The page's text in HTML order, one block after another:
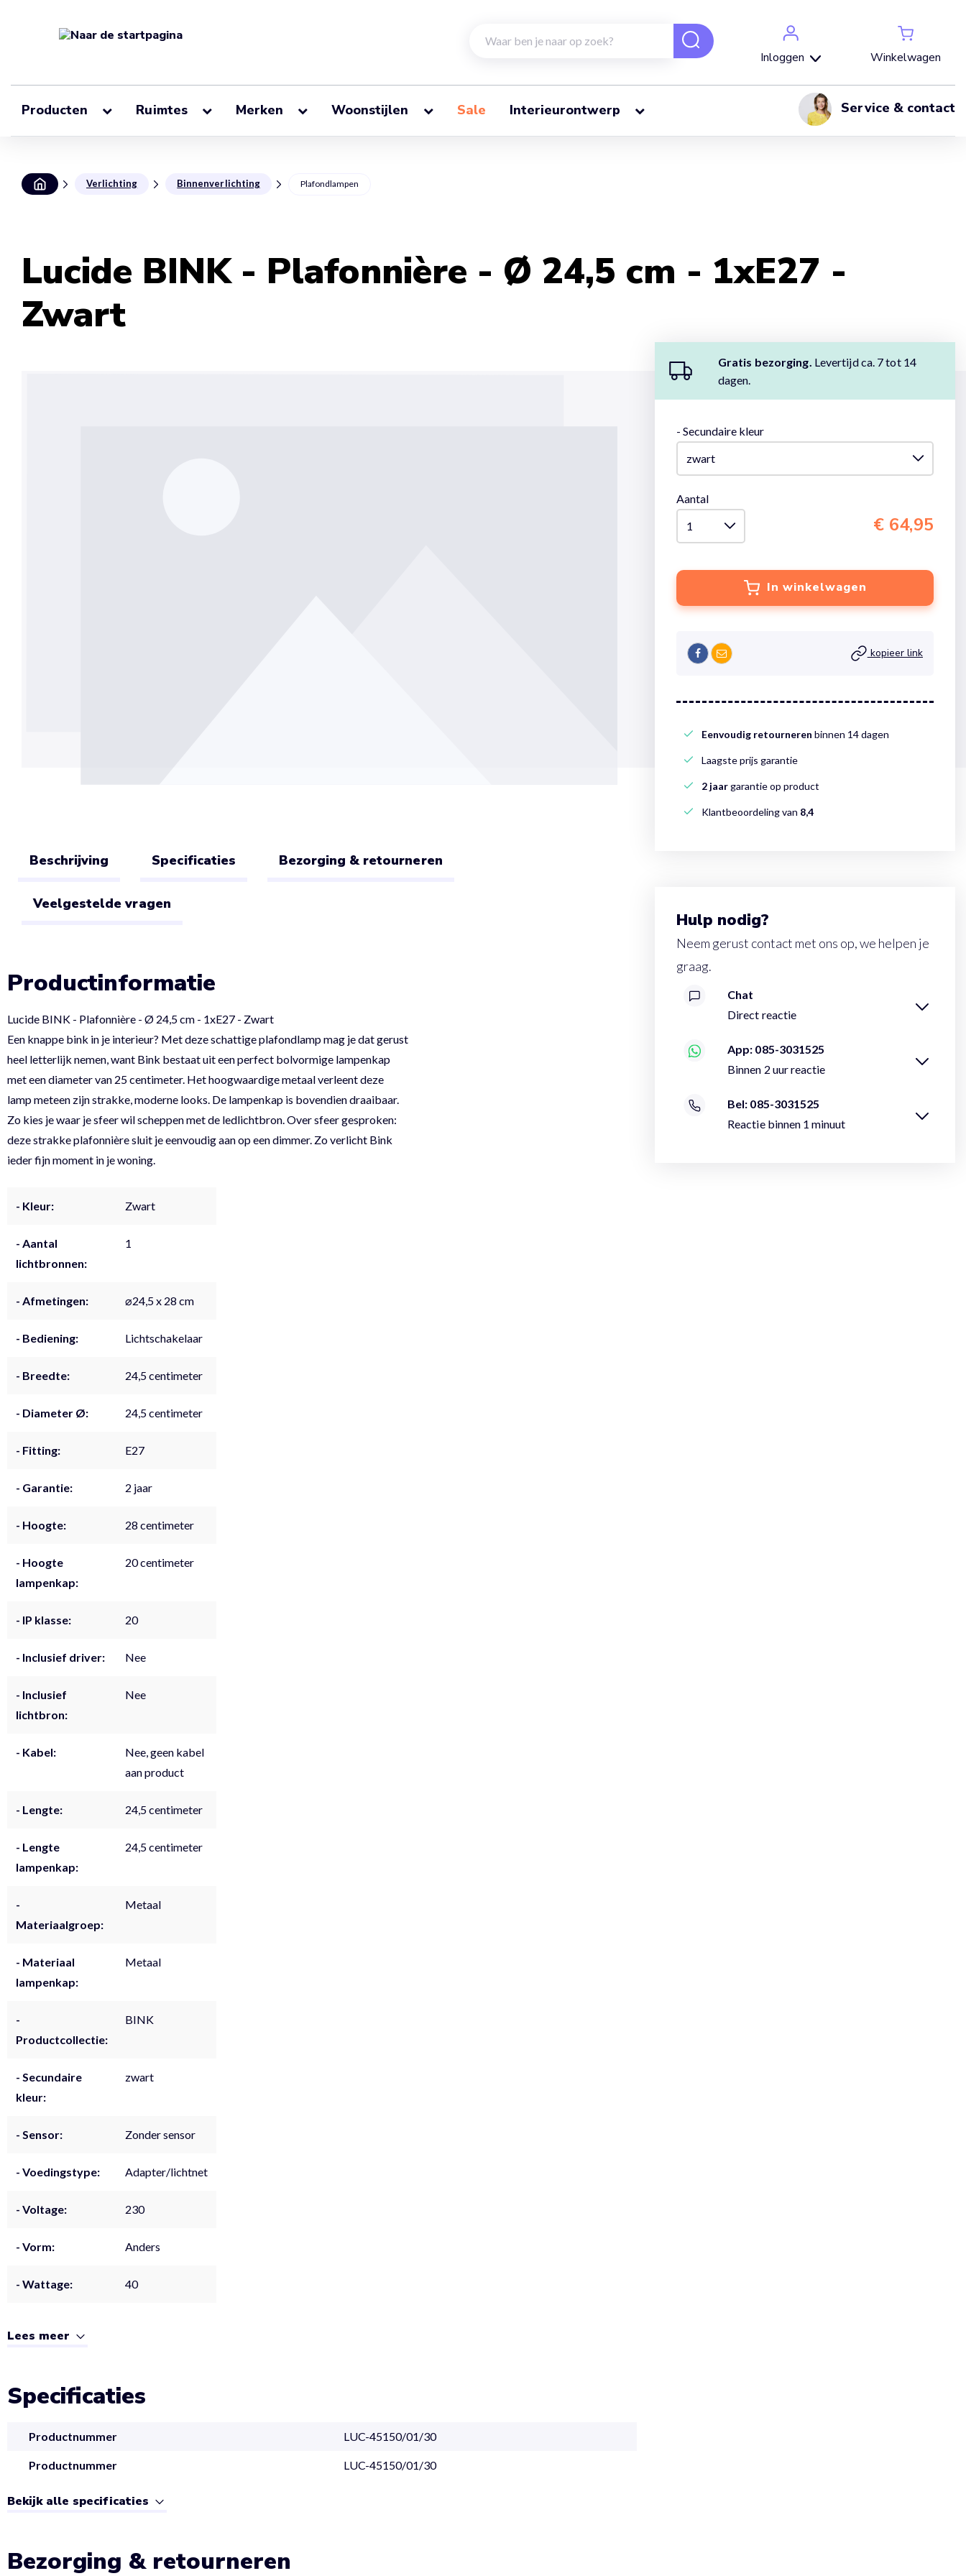
Inloggen Winkelwagen
Producten Ruimtes Merken Woonstijlen Sale Interieurontwerp Service & contact
Verlichting Binnenverlichting Plafondlampen
Lucide BINK - Plafonnière - Ø 24,5 cm - 1xE27 -
Zwart
Beschrijving Specificaties Bezorging & retourneren
Veelgestelde vragen
Productinformatie
Lucide BINK - Plafonnière - Ø 24,5 cm - 1xE27 - Zwart
Een knappe bink in je interieur? Met deze schattige plafondlamp mag je dat gerust
heel letterlijk nemen, want Bink bestaat uit een perfect bolvormige lampenkap
met een diameter van 25 centimeter. Het hoogwaardige metaal verleent deze
lamp meteen zijn strakke, moderne looks. De lampenkap is bovendien draaibaar.
Zo kies je waar je sfeer wil scheppen met de ledlichtbron. Over sfeer gesproken:
deze strakke plafonnière sluit je eenvoudig aan op een dimmer. Zo verlicht Bink
ieder fijn moment in je woning.
- Kleur: Zwart
- Aantal
lichtbronnen:
1
- Afmetingen: ⌀24,5 x 28 cm
- Bediening: Lichtschakelaar
- Breedte: 24,5 centimeter
- Diameter Ø: 24,5 centimeter
- Fitting: E27
- Garantie: 2 jaar
- Hoogte: 28 centimeter
- Hoogte
lampenkap:
20 centimeter
- IP klasse: 20
- Inclusief driver: Nee
- Inclusief
lichtbron:
Nee
- Kabel:
Nee, geen kabel
aan product
- Lengte: 24,5 centimeter
- Lengte
lampenkap:
24,5 centimeter
-
Materiaalgroep:
Metaal
- Materiaal
lampenkap:
Metaal
-
Productcollectie:
BINK
- Secundaire
kleur:
zwart
- Sensor: Zonder sensor
- Voedingstype: Adapter/lichtnet
- Voltage: 230
- Vorm: Anders
- Wattage: 40
Lees meer
Specificaties
Productnummer LUC-45150/01/30
Productnummer LUC-45150/01/30
Bekijk alle specificaties
Bezorging & retourneren
Gratis bezorging. Levertijd ca. 7 tot 14
dagen.
- Secundaire kleur
Aantal
€ 64,95
In winkelwagen
kopieer link
Eenvoudig retourneren binnen 14 dagen
Laagste prijs garantie
2 jaargarantie op product
Klantbeoordeling van 8,4
Hulp nodig?
Neem gerust contact met ons op, we helpen je
graag.
Chat
Direct reactie
App: 085-3031525
Binnen 2 uur reactie
Bel: 085-3031525
Reactie binnen 1 minuut